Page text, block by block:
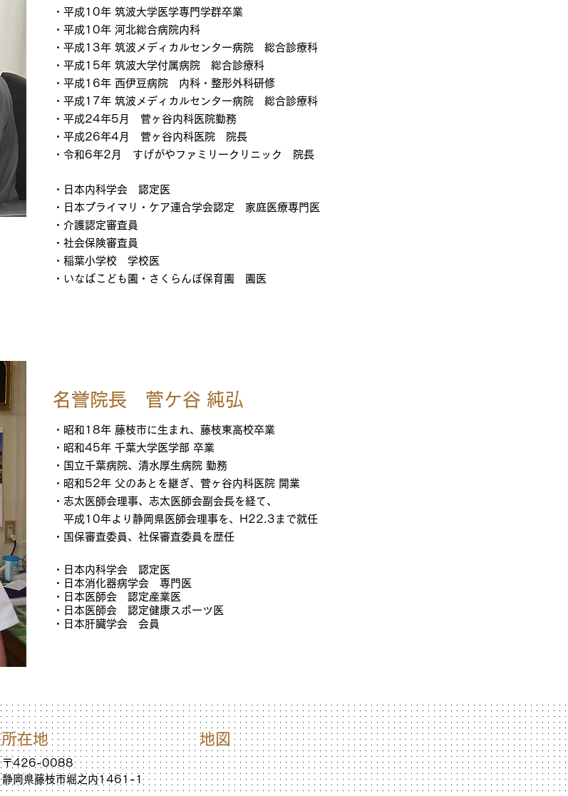
・平成10年 筑波大学医学専門学群卒業
・平成10年 河北総合病院内科
・平成13年 筑波メディカルセンター病院 総合診療科
・平成15年 筑波大学付属病院 総合診療科
・平成16年 西伊豆病院 内科・整形外科研修
・平成17年 筑波メディカルセンター病院 総合診療科
・平成24年5月 菅ヶ谷内科医院勤務
・平成26年4月 菅ヶ谷内科医院 院長
・令和6年2月 すげがやファミリークリニック 院長
・日本内科学会 認定医
・日本プライマリ・ケア連合学会認定 家庭医療専門医
・介護認定審査員
・社会保険審査員
・稲葉小学校 学校医
・いなばこども園・さくらんぼ保育園 園医
名誉院長 菅ケ谷 純弘
・ 昭和18年 藤枝市に生まれ、藤枝東高校卒業
・昭和45年 千葉大学医学部 卒業
・国立千葉病院、清水厚生病院 勤務
・昭和52年 父のあとを継ぎ、菅ヶ谷内科医院 開業
・志太医師会理事、志太医師会副会長を経て、
平成10年より静岡県医師会理事を、H22.3まで就任
・国保審査委員、社保審査委員を歴任
・日本内科学会 認定医
・日本消化器病学会 専門医
・日本医師会 認定産業医
・日本医師会 認定健康スポーツ医
・日本肝臓学会 会員
所在地 地図
〒426-0088
静岡県藤枝市堀之内1461-1